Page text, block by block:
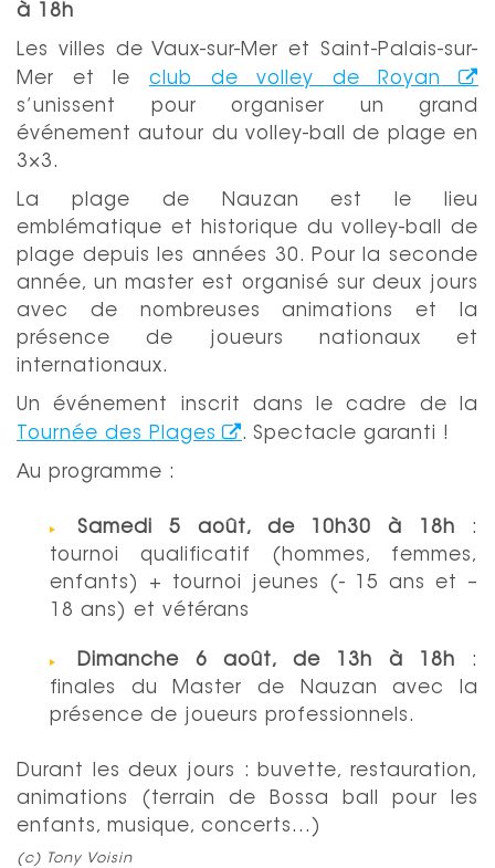
à 18h
Les villes de Vaux-sur-Mer et Saint-Palais-sur-
Mer et le club de volley de Royan
s’unissent pour organiser un grand
événement autour du volley-ball de plage en
3×3.
La plage de Nauzan est le lieu
emblématique et historique du volley-ball de
plage depuis les années 30. Pour la seconde
année, un master est organisé sur deux jours
avec de nombreuses animations et la
présence de joueurs nationaux et
internationaux.
Un événement inscrit dans le cadre de la
Tournée des Plages
. Spectacle garanti !
Au programme :
Samedi 5 août, de 10h30 à 18h :
tournoi qualificatif (hommes, femmes,
enfants) + tournoi jeunes (- 15 ans et –
18 ans) et vétérans
Dimanche 6 août, de 13h à 18h :
finales du Master de Nauzan avec la
présence de joueurs professionnels.
Durant les deux jours : buvette, restauration,
animations (terrain de Bossa ball pour les
enfants, musique, concerts…)
(c) Tony Voisin